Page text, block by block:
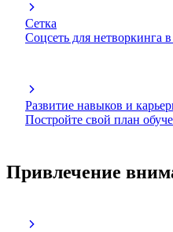
Сетка
Соцсеть для нетворкинга
Развитие навыков и
Постройте свой план
Привлечение